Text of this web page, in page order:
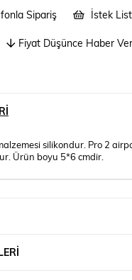
Sipariş İstek
Fiyat Düşünce Haber Ver
silikondur. Pro 2
Ürün boyu 5*6 cmdir.